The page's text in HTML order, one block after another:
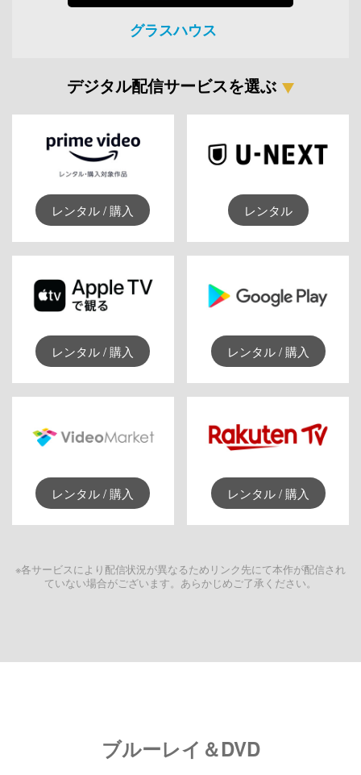
グラスハウス
デジタル配信サービスを選ぶ
レンタル / 購入 レンタル
レンタル / 購入 レンタル / 購入
レンタル / 購入 レンタル / 購入
※各サービスにより配信状況が異なるためリンク先にて本作が配信され
ていない場合がございます。あらかじめご了承ください。
ブルーレイ＆DVD